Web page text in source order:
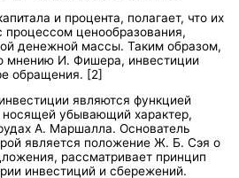
и процента, полагает, что их
процессом ценообразования,
денежной массы. Таким образом,
мнению И. Фишера, инвестиции
обращения. [2]
являются функцией
убывающий характер,
А. Маршалла. Основатель
является положение Ж. Б. Сэя о
рассматривает принцип
инвестиций и сбережений.